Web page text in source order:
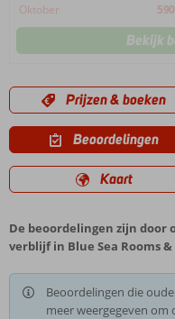
Oktober
590
Bekijk
Prijzen & boeken
Beoordelingen
Kaart
De beoordelingen zijn door
verblijf in Blue Sea Rooms
Beoordelingen die
meer weergegeven